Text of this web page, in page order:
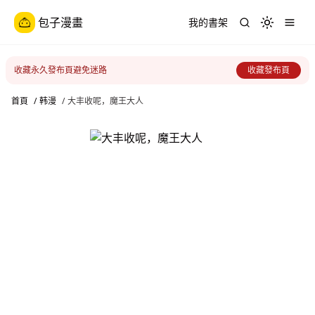
包子漫畫 我的書架 Toggle
收藏永久發布頁避免迷路 收藏發布頁
首頁 / 韩漫 / 大丰收呢，魔王大人